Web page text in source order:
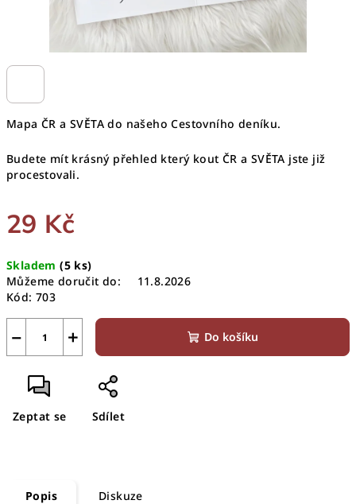
Mapa ČR a SVĚTA do našeho Cestovního deníku.
Budete mít krásný přehled který kout ČR a SVĚTA jste již
procestovali.
29 Kč
cena:
Skladem(5 ks)
Můžeme doručit do:
11.8.2026
Kód: 703
+
− Do košíku
Zeptat se Sdílet
Popis Diskuze